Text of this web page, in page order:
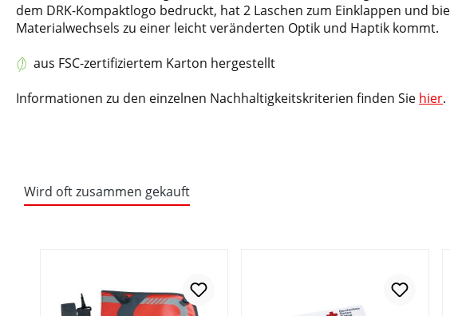
dem DRK-Kompaktlogo bedruckt, hat 2 Laschen zum Einklappen und
Materialwechsels zu einer leicht veränderten Optik und Haptik kommt.
aus FSC-zertifiziertem Karton hergestellt
Informationen zu den einzelnen Nachhaltigkeitskriterien finden Sie hier.
Wird oft zusammen gekauft